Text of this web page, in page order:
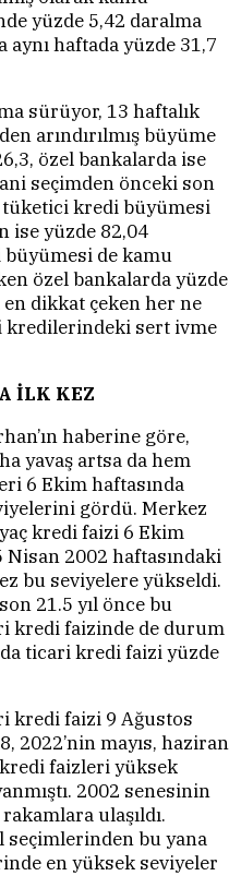
yüzde 5,42 daralma
haftada yüzde 31,7
sürüyor, 13 haftalık
arındırılmış büyüme
özel bankalarda ise
seçimden önceki son
tüketici kredi büyümesi
ise yüzde 82,04
de kamu
özel bankalarda yüzde
en dikkat çeken her ne
kredilerindeki sert ivme
İLK KEZ
haberine göre,
yavaş artsa da hem
6 Ekim haftasında
gördü. Merkez
kredi faizi 6 Ekim
Nisan 2002 haftasındaki
bu seviyelere yükseldi.
21.5 yıl önce bu
kredi faizinde de durum
ticari kredi faizi yüzde
kredi faizi 9 Ağustos
2022’nin mayıs, haziran
faizleri yüksek
2002 senesinin
ulaşıldı.
seçimlerinden bu yana
en yüksek seviyeler